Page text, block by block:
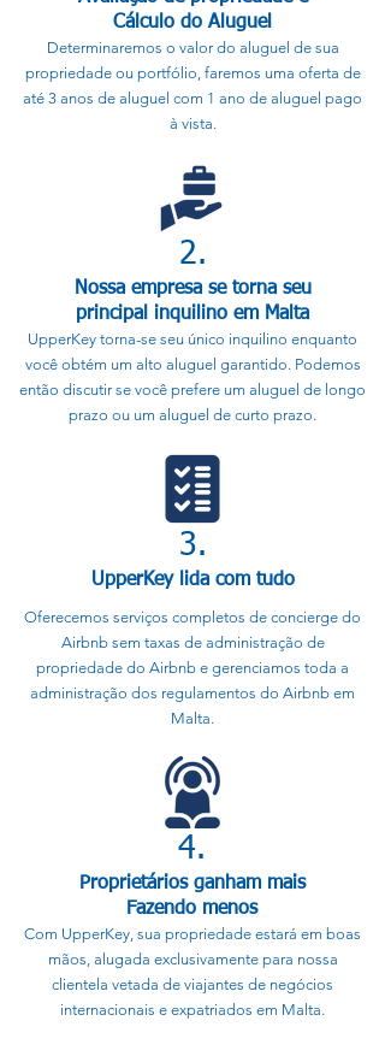
Cálculo do Aluguel
Determinaremos o valor do aluguel de sua
propriedade ou portfólio, faremos uma oferta de
até 3 anos de aluguel com 1 ano de aluguel pago
à vista.
2.
Nossa empresa se torna seu
principal inquilino em Malta
UpperKey torna-se seu único inquilino enquanto
você obtém um alto aluguel garantido. Podemos
então discutir se você prefere um aluguel de longo
prazo ou um aluguel de curto prazo.
3.
UpperKey lida com tudo
Oferecemos serviços completos de concierge do
Airbnb sem taxas de administração de
propriedade do Airbnb e gerenciamos toda a
administração dos regulamentos do Airbnb em
Malta.
4.
Proprietários ganham mais
Fazendo menos
Com UpperKey, sua propriedade estará em boas
mãos, alugada exclusivamente para nossa
clientela vetada de viajantes de negócios
internacionais e expatriados em Malta.